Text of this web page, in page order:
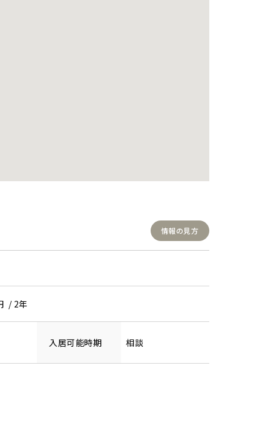
情報の見方
/ 2年
入居可能時期 相談